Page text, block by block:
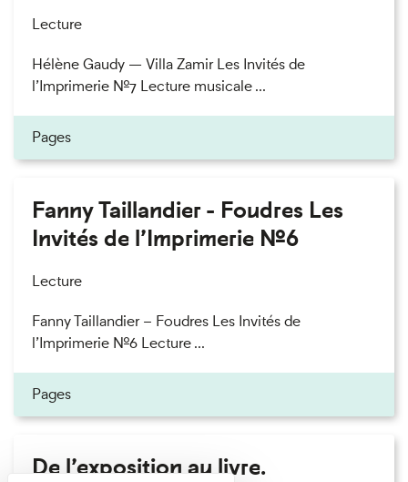
Lecture
Hélène Gaudy — Villa Zamir Les Invités de
l’Imprimerie n°7 Lecture musicale ...
Pages
Fanny Taillandier - Foudres Les
Invités de l’Imprimerie n°6
Lecture
Fanny Taillandier – Foudres Les Invités de
l’Imprimerie n°6 Lecture ...
Pages
De l’exposition au livre.